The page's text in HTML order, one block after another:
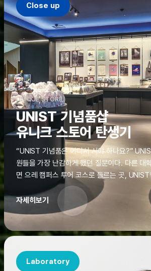
Close up
UNIQUE STORE
UNIST 기념품샵
유니크 스토어 탄생기
“UNIST 기념품은 어디서 사야 하나요?”
원들을 가장 난감하게 했던 질문이다. 다른 대
면 으레 캠퍼스 투어 코스로 들르는 곳, UNIST
것’이 없었다. 학교 탐방을 왔던 고등학생도, 자
문하러 온 학부모도 빈손으로 돌려보내야 했던
을 달래줄 공간이 ‘유니크 스토어(UNIQUE
STORE)’라는 이름으로 지난해 11월 문을 열었
자세히보기
Laboratory